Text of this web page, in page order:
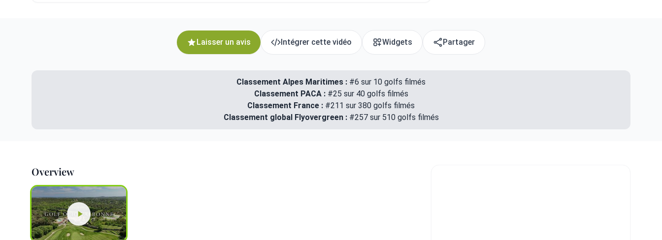
Laisser un avis Intégrer cette vidéo Widgets Partager
Classement Alpes Maritimes : #6 sur 10 golfs filmés
Classement PACA : #25 sur 40 golfs filmés
Classement France : #211 sur 380 golfs filmés
Classement global Flyovergreen : #257 sur 510 golfs filmés
Overview